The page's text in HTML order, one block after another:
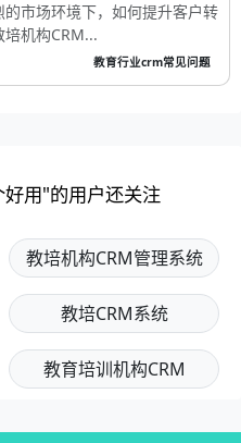
市场环境下，如何提升客户转
机构CRM...
教育行业crm常见问题
用"的用户还关注
教培机构CRM管理系统
教培CRM系统
教育培训机构CRM